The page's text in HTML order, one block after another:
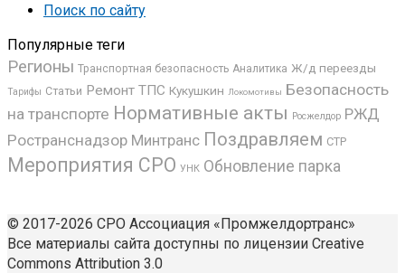
Поиск по сайту
Популярные теги
Регионы Транспортная безопасность Аналитика Ж/д переезды
Тарифы Статьи Ремонт ТПС Кукушкин Локомотивы Безопасность
на транспорте Нормативные акты Росжелдор РЖД
Ространснадзор Минтранс Поздравляем СТР
Мероприятия СРО УНК Обновление парка
© 2017-2026 СРО Ассоциация «Промжелдортранс»
Все материалы сайта доступны по лицензии Creative
Commons Attribution 3.0